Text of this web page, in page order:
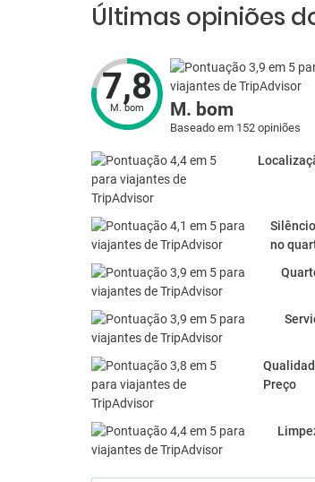
Últimas opiniões
7,8
M. bom M. bom
Baseado em 152 opiniões
Silêncio
no
Preço